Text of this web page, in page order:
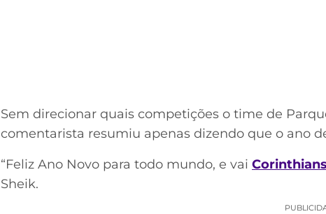
Sem direcionar quais competições o time de
comentarista resumiu apenas dizendo que o ano
“Feliz Ano Novo para todo mundo, e vai Corinthians
Sheik.